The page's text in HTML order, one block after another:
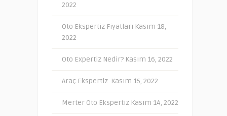
2022
Oto Ekspertiz Fiyatları Kasım 18,
2022
Oto Expertiz Nedir? Kasım 16, 2022
Araç Ekspertiz Kasım 15, 2022
Merter Oto Ekspertiz Kasım 14, 2022